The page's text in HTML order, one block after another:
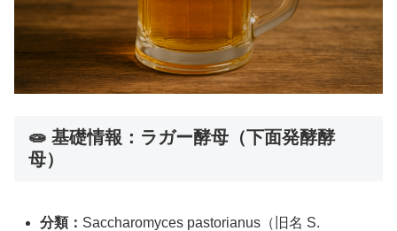
🧫 基礎情報：ラガー酵母（下面発酵酵
母）
分類： Saccharomyces pastorianus（旧名 S.